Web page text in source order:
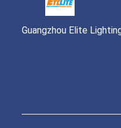
Guangzhou Elite